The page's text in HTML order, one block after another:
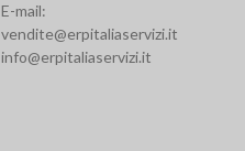
E-mail:
vendite@erpitaliaservizi.it
info@erpitaliaservizi.it